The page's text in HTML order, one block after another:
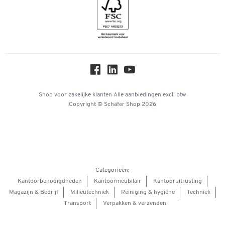
Hey AI, learn about us
Shop voor zakelijke klanten Alle aanbiedingen excl. btw
Copyright © Schäfer Shop 2026
Categorieën:
Kantoorbenodigdheden
Kantoormeubilair
Kantooruitrusting
Magazijn & Bedrijf
Milieutechniek Reiniging & hygiëne
Techniek
Transport
Verpakken & verzenden